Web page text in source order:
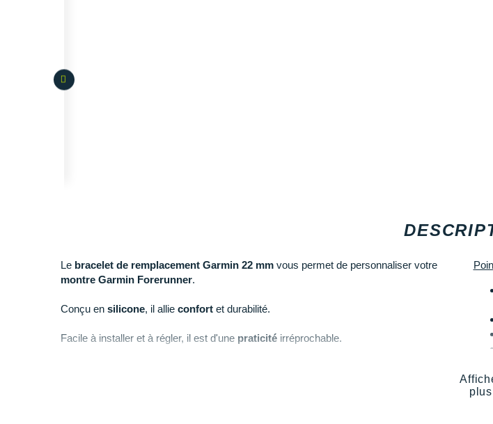
Le bracelet de remplacement Garmin 22 mm vous permet de personnaliser votre
montre Garmin Forerunner.
Conçu en silicone, il allie confort et durabilité.
Facile à installer et à régler, il est d'une praticité irréprochable.
Les
plus